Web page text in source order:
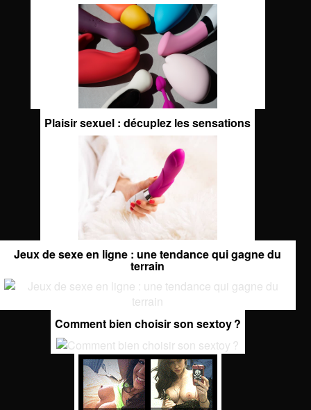
Plaisir sexuel : décuplez les sensations
Jeux de sexe en ligne : une tendance qui gagne du
terrain
Comment bien choisir son sextoy ?